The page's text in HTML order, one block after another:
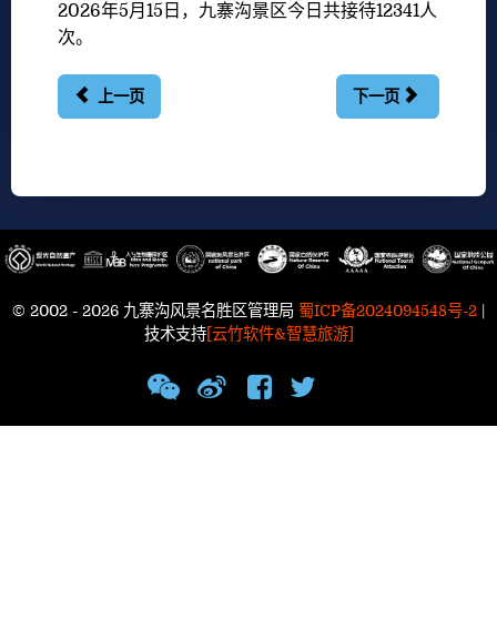
2026年5月15日 ，九寨沟景区今日共接待12341人
次。
上一页 下一页
© 2002 - 2026 九寨沟风景名胜区管理局 蜀ICP备2024094548号-2 |
技术支持[云竹软件&智慧旅游]